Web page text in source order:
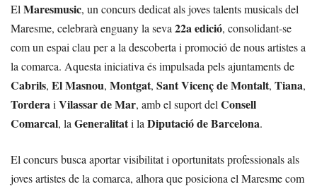
El Maresmusic, un concurs dedicat als joves talents musicals del
Maresme, celebrarà enguany la seva 22a edició, consolidant-se
com un espai clau per a la descoberta i promoció de nous artistes a
la comarca. Aquesta iniciativa és impulsada pels ajuntaments de
Cabrils, El Masnou, Montgat, Sant Vicenç de Montalt, Tiana,
Torderai Vilassar de Mar, amb el suport del Consell
Comarcal, la Generalitati la Diputació de Barcelona.
El concurs busca aportar visibilitat i oportunitats professionals als
joves artistes de la comarca, alhora que posiciona el Maresme com